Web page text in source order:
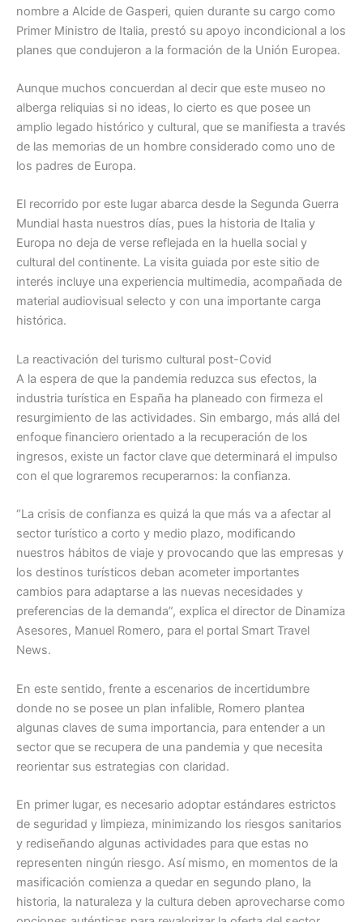
nombre a Alcide de Gasperi, quien durante su cargo como
Primer Ministro de Italia, prestó su apoyo incondicional a los
planes que condujeron a la formación de la Unión Europea.
Aunque muchos concuerdan al decir que este museo no
alberga reliquias si no ideas, lo cierto es que posee un
amplio legado histórico y cultural, que se manifiesta a través
de las memorias de un hombre considerado como uno de
los padres de Europa.
El recorrido por este lugar abarca desde la Segunda Guerra
Mundial hasta nuestros días, pues la historia de Italia y
Europa no deja de verse reflejada en la huella social y
cultural del continente. La visita guiada por este sitio de
interés incluye una experiencia multimedia, acompañada de
material audiovisual selecto y con una importante carga
histórica.
La reactivación del turismo cultural post-Covid
A la espera de que la pandemia reduzca sus efectos, la
industria turística en España ha planeado con firmeza el
resurgimiento de las actividades. Sin embargo, más allá del
enfoque financiero orientado a la recuperación de los
ingresos, existe un factor clave que determinará el impulso
con el que lograremos recuperarnos: la confianza.
“La crisis de confianza es quizá la que más va a afectar al
sector turístico a corto y medio plazo, modificando
nuestros hábitos de viaje y provocando que las empresas y
los destinos turísticos deban acometer importantes
cambios para adaptarse a las nuevas necesidades y
preferencias de la demanda”, explica el director de Dinamiza
Asesores, Manuel Romero, para el portal Smart Travel
News.
En este sentido, frente a escenarios de incertidumbre
donde no se posee un plan infalible, Romero plantea
algunas claves de suma importancia, para entender a un
sector que se recupera de una pandemia y que necesita
reorientar sus estrategias con claridad.
En primer lugar, es necesario adoptar estándares estrictos
de seguridad y limpieza, minimizando los riesgos sanitarios
y rediseñando algunas actividades para que estas no
representen ningún riesgo. Así mismo, en momentos de la
masificación comienza a quedar en segundo plano, la
historia, la naturaleza y la cultura deben aprovecharse como